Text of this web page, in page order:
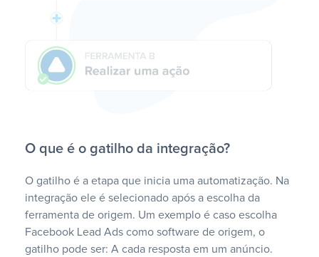
O que é o gatilho da integração?
O gatilho é a etapa que inicia uma automatização. Na
integração ele é selecionado após a escolha da
ferramenta de origem. Um exemplo é caso escolha
Facebook Lead Ads como software de origem, o
gatilho pode ser: A cada resposta em um anúncio.